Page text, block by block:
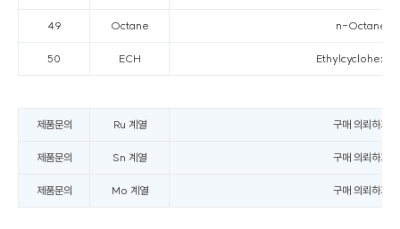
49 Octane n-Octane
50 ECH
제품문의 Ru 계열 구매 의뢰하기
제품문의 Sn 계열 구매 의뢰하기
제품문의 Mo 계열 구매 의뢰하기